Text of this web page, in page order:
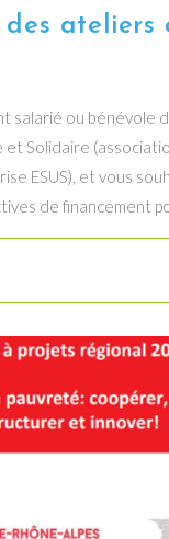
des ateliers
salarié ou bénévole
et Solidaire
ESUS), et vous
de financement